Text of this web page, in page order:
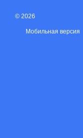
© 2026
Мобильная версия